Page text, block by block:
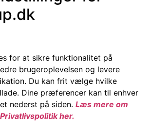
for at sikre funktionalitet på
brugeroplevelsen og levere
Du kan frit vælge hvilke
Dine præferencer kan til enhver
nederst på siden. Læs mere om
her.